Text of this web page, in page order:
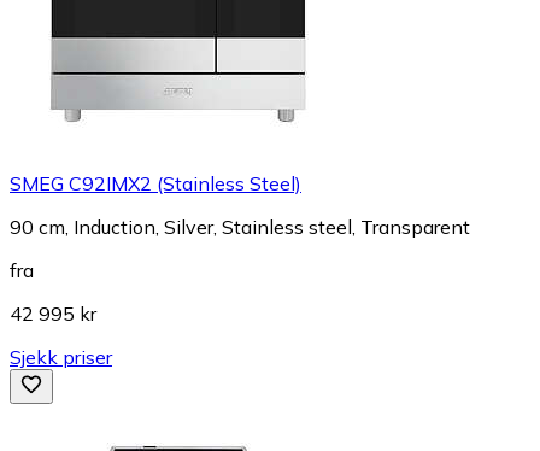
SMEG C92IMX2 (Stainless Steel)
90 cm, Induction, Silver, Stainless steel, Transparent
fra
42 995 kr
Sjekk priser